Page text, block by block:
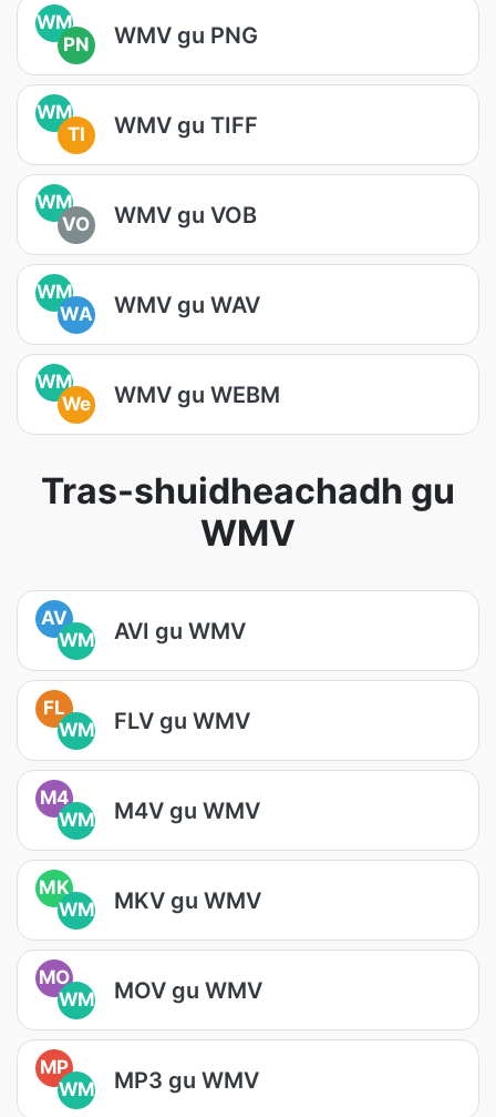
WM
PN
WMV gu PNG
WM
TI
WMV gu TIFF
WM
VO
WMV gu VOB
WM
WA
WMV gu WAV
WM
We
WMV gu WEBM
Tras-shuidheachadh gu
WMV
AV
WM
AVI gu WMV
FL
WM
FLV gu WMV
M4
WM
M4V gu WMV
MK
WM
MKV gu WMV
MO
WM
MOV gu WMV
MP
WM
MP3 gu WMV